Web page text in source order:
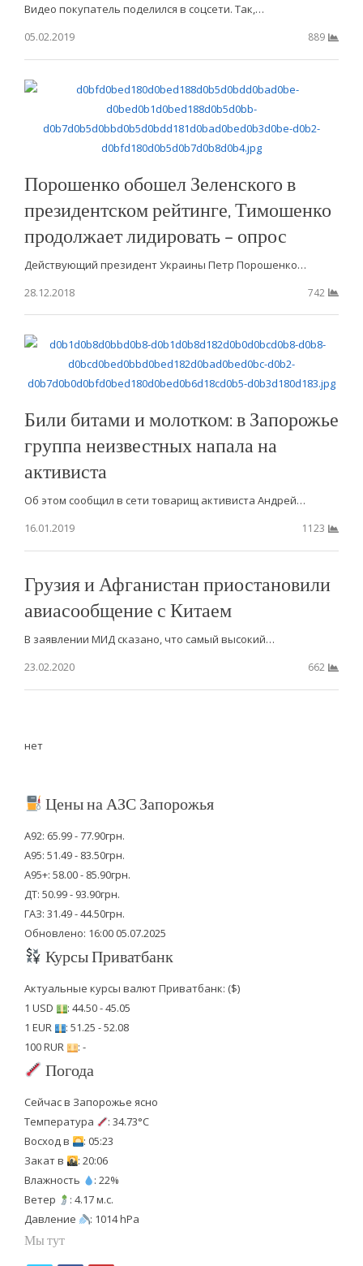
Видео покупатель поделился в соцсети. Так,…
05.02.2019
889
Порошенко обошел Зеленского в
президентском рейтинге, Тимошенко
продолжает лидировать – опрос
Действующий президент Украины Петр Порошенко…
28.12.2018
742
Били битами и молотком: в Запорожье
группа неизвестных напала на
активиста
Об этом сообщил в сети товарищ активиста Андрей…
16.01.2019
1123
Грузия и Афганистан приостановили
авиасообщение с Китаем
В заявлении МИД сказано, что самый высокий…
23.02.2020
662
нет
Цены на АЗС Запорожья
А92: 65.99 - 77.90грн.
А95: 51.49 - 83.50грн.
А95+: 58.00 - 85.90грн.
ДТ: 50.99 - 93.90грн.
ГАЗ: 31.49 - 44.50грн.
Обновлено: 16:00 05.07.2025
Курсы Приватбанк
Актуальные курсы валют Приватбанк: ($)
1 USD
: 44.50 - 45.05
1 EUR
: 51.25 - 52.08
100 RUR
: -
Погода
Сейчас в Запорожье ясно
Температура
: 34.73°C
Восход в
: 05:23
Закат в
: 20:06
Влажность
: 22%
Ветер
: 4.17 м.с.
Давление
: 1014 hPa
Мы тут